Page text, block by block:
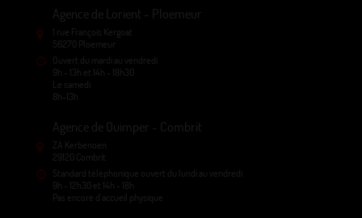
Agence de Lorient - Ploemeur
1 rue François Kergoat
56270 Ploemeur
Ouvert du mardi au vendredi
9h - 13h et 14h - 18h30
Le samedi
8h-13h
Agence de Quimper - Combrit
ZA Kerbenoen
29120 Combrit
Standard téléphonique ouvert du lundi au vendredi
9h - 12h30 et 14h - 18h
Pas encore d'accueil physique